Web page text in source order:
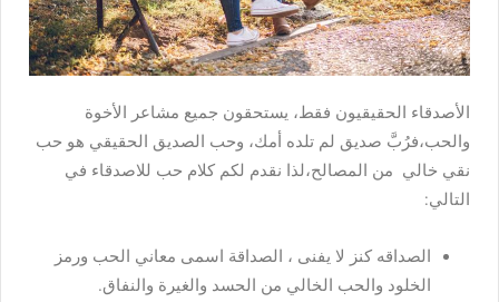
الأصدقاء الحقيقيون فقط، يستحقون جميع مشاعر الأخوة
والحب،فرُبَّ صديق لم تلده أمك، وحب الصديق الحقيقي هو حب
نقي خالي من المصالح،لذا نقدم لكم كلام حب للاصدقاء في
التالي:
الصداقه كنز لا يفنى ، الصداقة اسمى معاني الحب ورمز
الخلود والحب الخالي من الحسد والغيرة والنفاق.